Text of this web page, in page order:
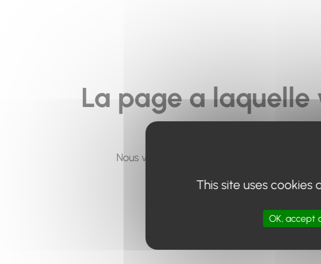
La page a laquelle
Nous vous invitons à utiliser le moteur de
This site uses
OK, accept